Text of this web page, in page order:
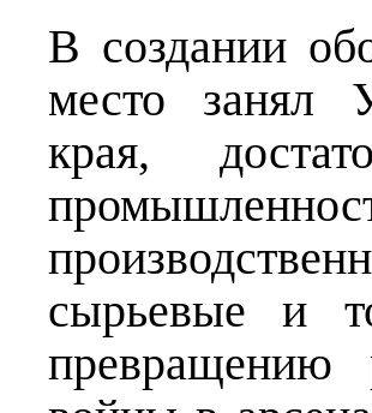
В создании
место занял
края,
сырьевые и